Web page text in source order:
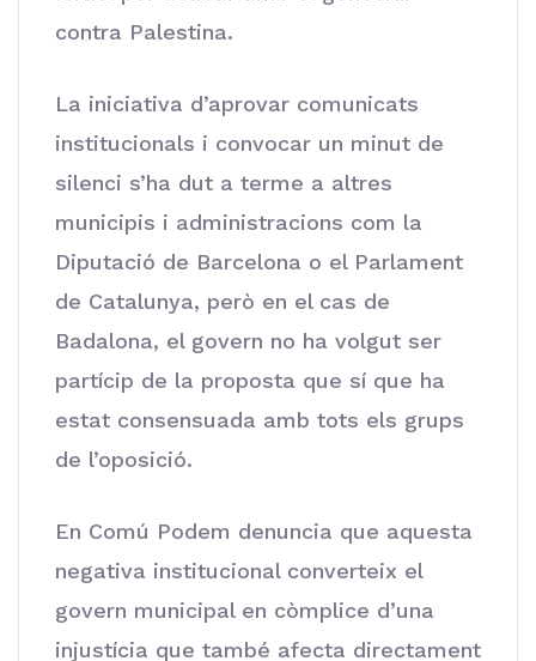
contra Palestina.
La iniciativa d’aprovar comunicats
institucionals i convocar un minut de
silenci s’ha dut a terme a altres
municipis i administracions com la
Diputació de Barcelona o el Parlament
de Catalunya, però en el cas de
Badalona, el govern no ha volgut ser
partícip de la proposta que sí que ha
estat consensuada amb tots els grups
de l’oposició.
En Comú Podem denuncia que aquesta
negativa institucional converteix el
govern municipal en còmplice d’una
injustícia que també afecta directament